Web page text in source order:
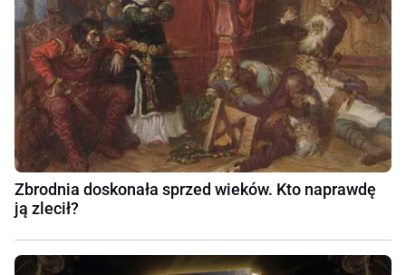
Zbrodnia doskonała sprzed wieków. Kto naprawdę
ją zlecił?